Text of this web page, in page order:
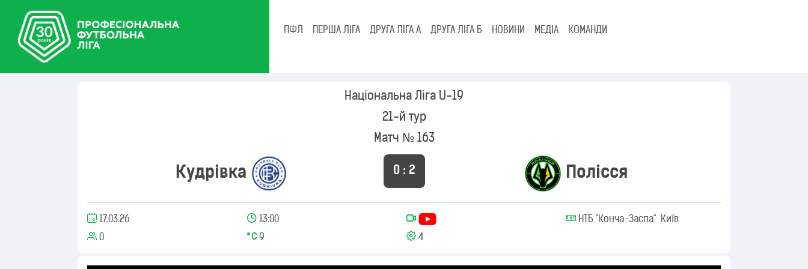
ПФЛ ПЕРША ЛІГА ДРУГА ЛІГА А ДРУГА ЛІГА Б НОВИНИ МЕДІА КОМАНДИ
Національна Ліга U-19
21-й тур
Матч № 163
Кудрівка 0 : 2 Полісся
17.03.26 13:00
НТБ "Конча-Заспа" Київ
0
9 4